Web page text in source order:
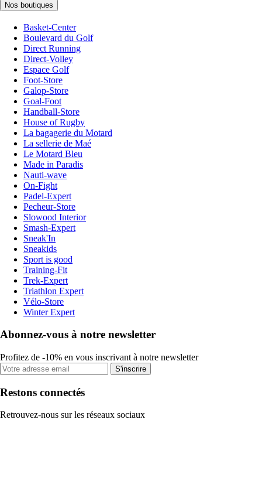
Nos boutiques
Basket-Center
Boulevard du Golf
Direct Running
Direct-Volley
Espace Golf
Foot-Store
Galop-Store
Goal-Foot
Handball-Store
House of Rugby
La bagagerie du Motard
La sellerie de Maé
Le Motard Bleu
Made in Paradis
Nauti-wave
On-Fight
Padel-Expert
Pecheur-Store
Slowood Interior
Smash-Expert
Sneak'In
Sneakids
Sport is good
Training-Fit
Trek-Expert
Triathlon Expert
Vélo-Store
Winter Expert
Abonnez-vous à notre newsletter
Profitez de -10% en vous inscrivant à notre newsletter
S'inscrire
Restons connectés
Retrouvez-nous sur les réseaux sociaux